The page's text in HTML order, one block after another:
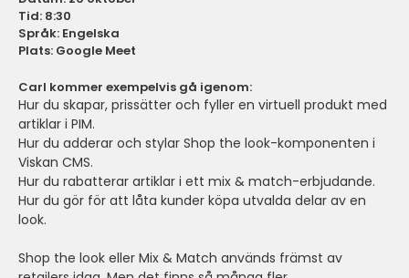
Tid: 8:30
Språk: Engelska
Plats: Google Meet
Carl kommer exempelvis gå igenom:
Hur du skapar, prissätter och fyller en virtuell produkt med
artiklar i PIM.
Hur du adderar och stylar Shop the look-komponenten i
Viskan CMS.
Hur du rabatterar artiklar i ett mix & match-erbjudande.
Hur du gör för att låta kunder köpa utvalda delar av en
look.
Shop the look eller Mix & Match används främst av